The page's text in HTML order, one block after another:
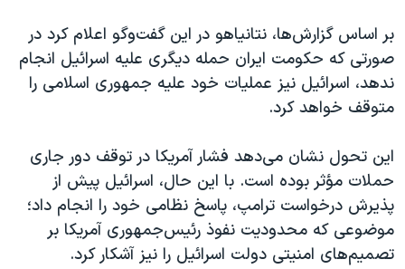
بر اساس گزارش‌ها، نتانیاهو در این گفت‌وگو اعلام کرد در
صورتی که حکومت ایران حمله دیگری علیه اسرائیل انجام
ندهد، اسرائیل نیز عملیات خود علیه جمهوری اسلامی را
متوقف خواهد کرد.
این تحول نشان می‌دهد فشار آمریکا در توقف دور جاری
حملات مؤثر بوده است. با این حال، اسرائیل پیش از
پذیرش درخواست ترامپ، پاسخ نظامی خود را انجام داد؛
موضوعی که محدودیت نفوذ رئیس‌جمهوری آمریکا بر
تصمیم‌های امنیتی دولت اسرائیل را نیز آشکار کرد.